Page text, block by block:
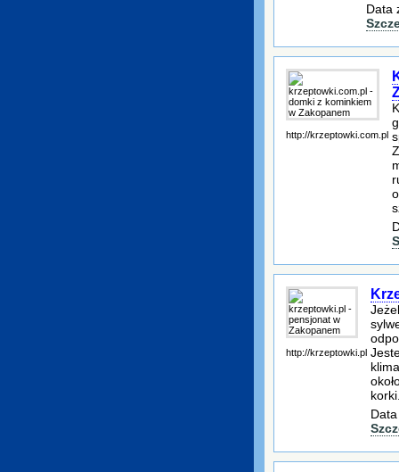
Data
http://krzeptowki.com.pl
http://krzeptowki.pl